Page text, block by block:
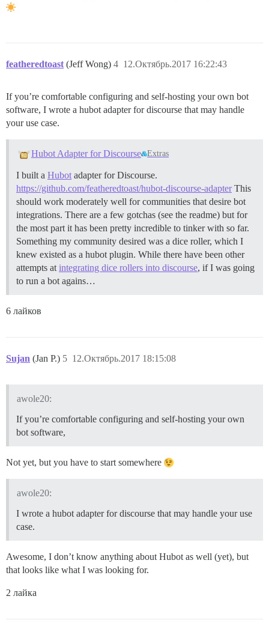
featheredtoast (Jeff Wong) 12.Октябрь.2017 16:22:43
4
If you’re comfortable configuring and self-hosting your own bot
software, I wrote a hubot adapter for discourse that may handle
your use case.
Hubot Adapter for Discourse Extras
I built a Hubot adapter for Discourse.
https://github.com/featheredtoast/hubot-discourse-adapterThis
should work moderately well for communities that desire bot
integrations. There are a few gotchas (see the readme) but for
the most part it has been pretty incredible to tinker with so far.
Something my community desired was a dice roller, which I
knew existed as a hubot plugin. While there have been other
attempts at integrating dice rollers into discourse, if I was going
to run a bot agains…
6 лайков
Sujan (Jan P.) 12.Октябрь.2017 18:15:08
5
awole20:
If you’re comfortable configuring and self-hosting your own
bot software,
Not yet, but you have to start somewhere
awole20:
I wrote a hubot adapter for discourse that may handle your use
case.
Awesome, I don’t know anything about Hubot as well (yet), but
that looks like what I was looking for.
2 лайка